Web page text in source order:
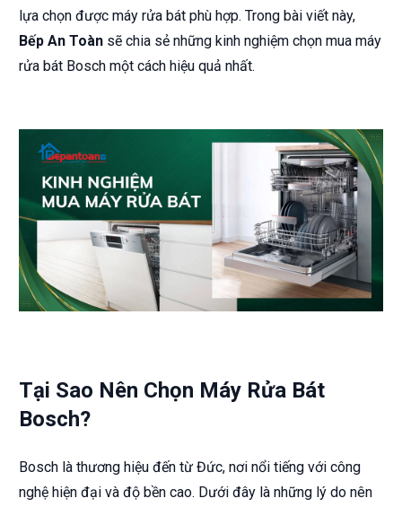
lựa chọn được máy rửa bát phù hợp. Trong bài viết này,
Bếp An Toàn sẽ chia sẻ những kinh nghiệm chọn mua máy
rửa bát Bosch một cách hiệu quả nhất.
Tại Sao Nên Chọn Máy Rửa Bát
Bosch?
Bosch là thương hiệu đến từ Đức, nơi nổi tiếng với công
nghệ hiện đại và độ bền cao. Dưới đây là những lý do nên